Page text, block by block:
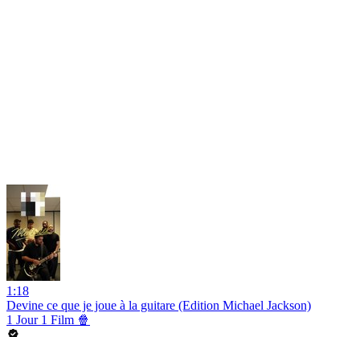
1:18
Devine ce que je joue à la guitare (Edition Michael Jackson)
1 Jour 1 Film 🍿